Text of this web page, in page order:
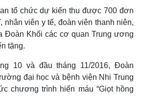
tổ chức dự kiến thu được 700 đơn
nhân viên y tế, đoàn viên thanh niên,
Đoàn Khối các cơ quan Trung ương
tặng.
10 và đầu tháng 11/2016, Đoàn
đại học và bệnh viện Nhi Trung
chương trình hiến máu “Giọt hồng